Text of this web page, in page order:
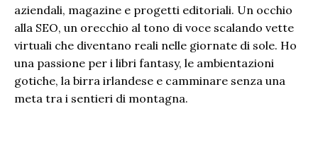
aziendali, magazine e progetti editoriali. Un occhio
alla SEO, un orecchio al tono di voce scalando vette
virtuali che diventano reali nelle giornate di sole. Ho
una passione per i libri fantasy, le ambientazioni
gotiche, la birra irlandese e camminare senza una
meta tra i sentieri di montagna.